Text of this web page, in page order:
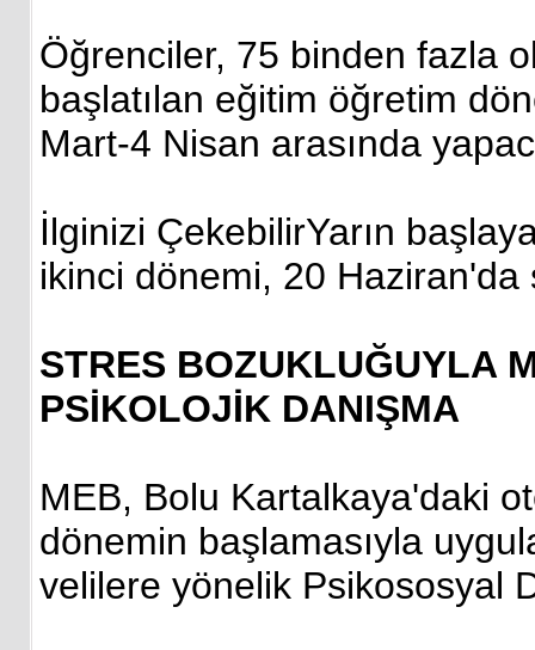
Öğrenciler, 75 binden fazla
başlatılan eğitim öğretim
Mart-4 Nisan arasında
İlginizi ÇekebilirYarın
ikinci dönemi, 20 Haziran'da
STRES BOZUKLUĞUYLA
PSİKOLOJİK DANIŞMA
MEB, Bolu Kartalkaya'daki
dönemin başlamasıyla
velilere yönelik Psikososyal